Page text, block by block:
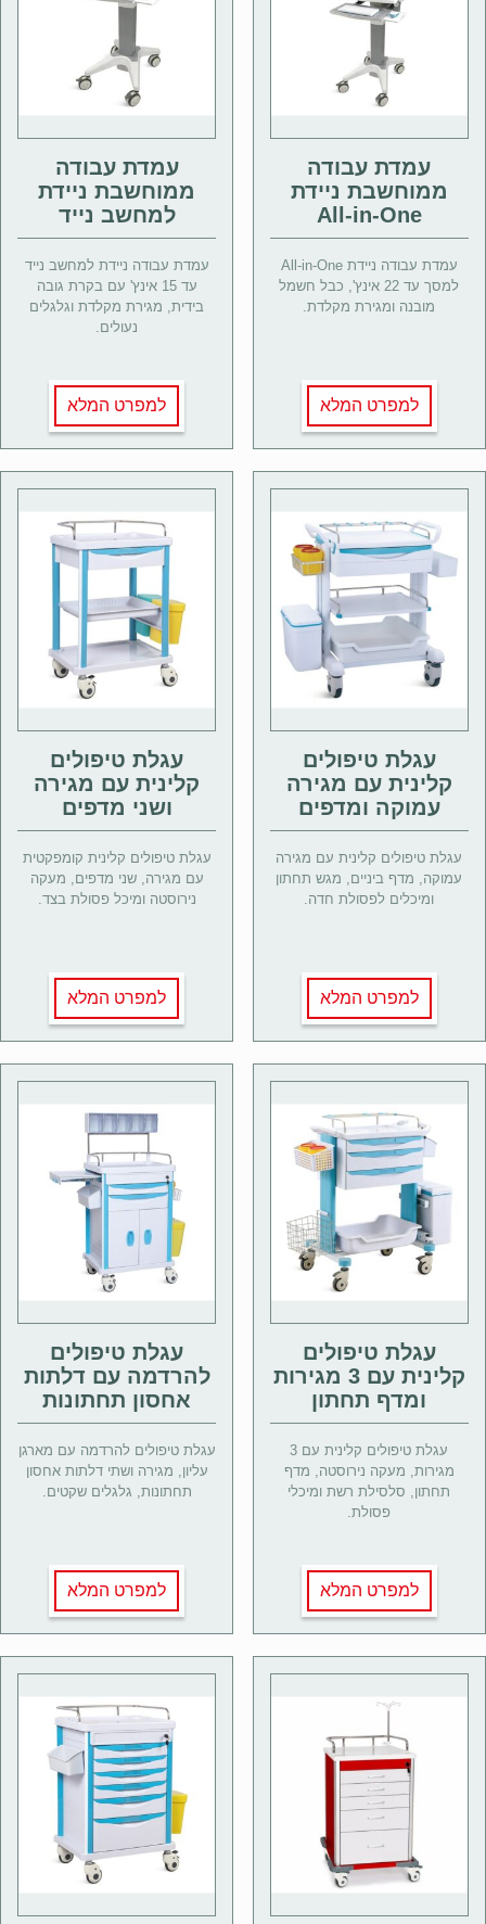
עמדת עבודה
ממוחשבת ניידת
All-in-One
עמדת עבודה ניידת All-in-One
למסך עד 22 אינץ', כבל חשמל
מובנה ומגירת מקלדת.
למפרט המלא
עמדת עבודה
ממוחשבת ניידת
למחשב נייד
עמדת עבודה ניידת למחשב נייד
עד 15 אינץ' עם בקרת גובה
בידית, מגירת מקלדת וגלגלים
נעולים.
למפרט המלא
עגלת טיפולים
קלינית עם מגירה
עמוקה ומדפים
עגלת טיפולים קלינית עם מגירה
עמוקה, מדף ביניים, מגש תחתון
ומיכלים לפסולת חדה.
למפרט המלא
עגלת טיפולים
קלינית עם מגירה
ושני מדפים
עגלת טיפולים קלינית קומפקטית
עם מגירה, שני מדפים, מעקה
נירוסטה ומיכל פסולת בצד.
למפרט המלא
עגלת טיפולים
קלינית עם 3 מגירות
ומדף תחתון
עגלת טיפולים קלינית עם 3
מגירות, מעקה נירוסטה, מדף
תחתון, סלסילת רשת ומיכלי
פסולת.
למפרט המלא
עגלת טיפולים
להרדמה עם דלתות
אחסון תחתונות
עגלת טיפולים להרדמה עם מארגן
עליון, מגירה ושתי דלתות אחסון
תחתונות, גלגלים שקטים.
למפרט המלא